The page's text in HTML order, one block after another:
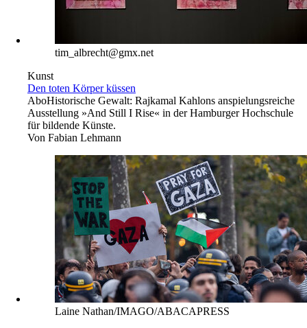
tim_albrecht@gmx.net
Kunst
Den toten Körper küssen
AboHistorische Gewalt: Rajkamal Kahlons anspielungsreiche
Ausstellung »And Still I Rise« in der Hamburger Hochschule
für bildende Künste.
Von Fabian Lehmann
Laine Nathan/IMAGO/ABACAPRESS